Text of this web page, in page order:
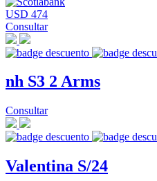
USD 474
Consultar
nh S3 2 Arms
Consultar
Valentina S/24